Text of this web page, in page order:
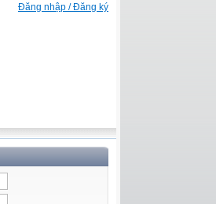
Đăng nhập / Đăng ký